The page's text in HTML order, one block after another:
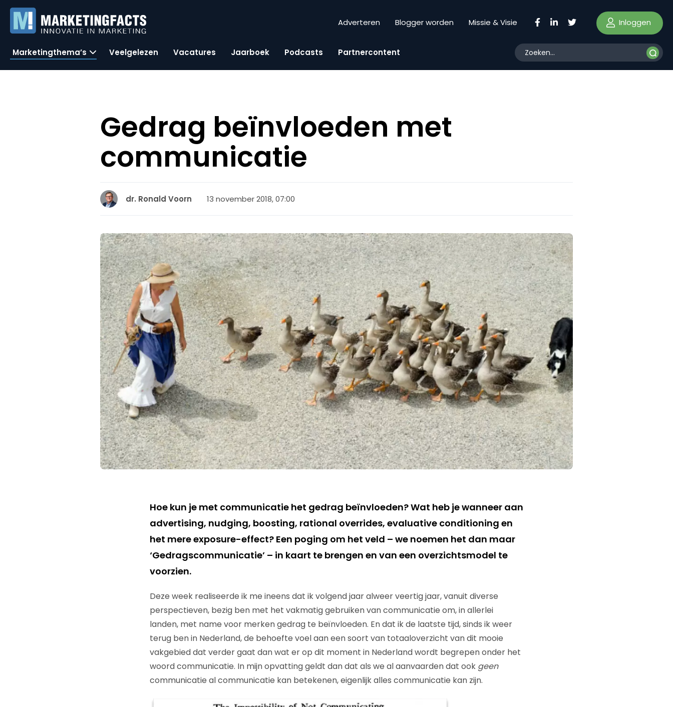
Adverteren Blogger worden Missie & Visie Inloggen
Marketingthema’s Veelgelezen Vacatures Jaarboek Podcasts Partnercontent
Gedrag beïnvloeden met
communicatie
dr. Ronald Voorn 13 november 2018, 07:00
Hoe kun je met communicatie het gedrag beïnvloeden? Wat heb je wanneer aan
advertising, nudging, boosting, rational overrides, evaluative conditioning en
het mere exposure-effect? Een poging om het veld – we noemen het dan maar
‘Gedragscommunicatie’ – in kaart te brengen en van een overzichtsmodel te
voorzien.
Deze week realiseerde ik me ineens dat ik volgend jaar alweer veertig jaar, vanuit diverse
perspectieven, bezig ben met het vakmatig gebruiken van communicatie om, in allerlei
landen, met name voor merken gedrag te beïnvloeden. En dat ik de laatste tijd, sinds ik weer
terug ben in Nederland, de behoefte voel aan een soort van totaaloverzicht van dit mooie
vakgebied dat verder gaat dan wat er op dit moment in Nederland wordt begrepen onder het
woord communicatie. In mijn opvatting geldt dan dat als we al aanvaarden dat ook geen
communicatie al communicatie kan betekenen, eigenlijk alles communicatie kan zijn.